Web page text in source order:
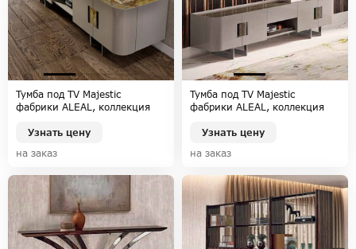
Тумба под TV Majestic
фабрики ALEAL, коллекция
Узнать цену
на заказ
Тумба под TV Majestic
фабрики ALEAL, коллекция
Узнать цену
на заказ